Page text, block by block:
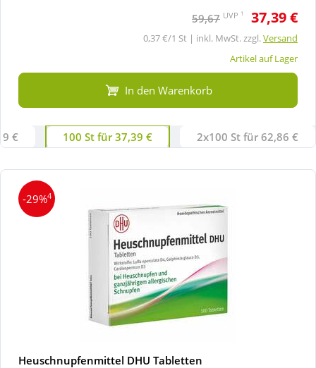
59,67 UVP 1 37,39 €
0,37 €/1 St | inkl. MwSt. zzgl.Versand
Artikel auf Lager
In den Warenkorb
€ 100 St für 37,39 € 2x100 St für 62,86 €
-29%4
Heuschnupfenmittel DHU Tabletten